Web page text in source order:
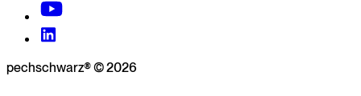
pechschwarz® © 2026